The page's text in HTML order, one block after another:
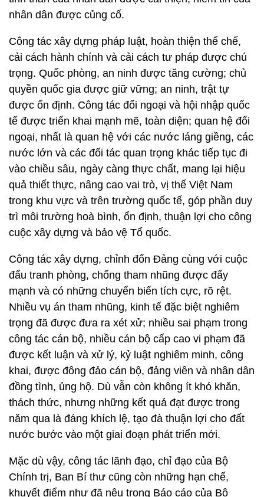
nhân dân được củng cố.
Công tác xây dựng pháp luật, hoàn thiện thể chế,
cải cách hành chính và cải cách tư pháp được chú
trọng. Quốc phòng, an ninh được tăng cường; chủ
quyền quốc gia được giữ vững; an ninh, trật tự
được ổn định. Công tác đối ngoại và hội nhập quốc
tế được triển khai mạnh mẽ, toàn diện; quan hệ đối
ngoại, nhất là quan hệ với các nước láng giềng, các
nước lớn và các đối tác quan trọng khác tiếp tục đi
vào chiều sâu, ngày càng thực chất, mang lại hiệu
quả thiết thực, nâng cao vai trò, vị thế Việt Nam
trong khu vực và trên trường quốc tế, góp phần duy
trì môi trường hoà bình, ổn định, thuận lợi cho công
cuộc xây dựng và bảo vệ Tổ quốc.
Công tác xây dựng, chỉnh đốn Đảng cùng với cuộc
đấu tranh phòng, chống tham nhũng được đẩy
mạnh và có những chuyển biến tích cực, rõ rệt.
Nhiều vụ án tham nhũng, kinh tế đặc biệt nghiêm
trọng đã được đưa ra xét xử; nhiều sai phạm trong
công tác cán bộ, nhiều cán bộ cấp cao vi phạm đã
được kết luận và xử lý, kỷ luật nghiêm minh, công
khai, được đông đảo cán bộ, đảng viên và nhân dân
đồng tình, ủng hộ. Dù vẫn còn không ít khó khăn,
thách thức, nhưng những kết quả đạt được trong
năm qua là đáng khích lệ, tạo đà thuận lợi cho đất
nước bước vào một giai đoạn phát triển mới.
Mặc dù vậy, công tác lãnh đạo, chỉ đạo của Bộ
Chính trị, Ban Bí thư cũng còn những hạn chế,
khuyết điểm như đã nêu trong Báo cáo của Bộ